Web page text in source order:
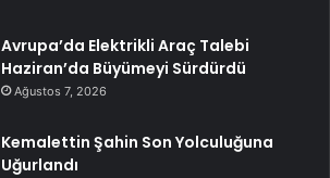
Avrupa’da Elektrikli Araç Talebi
Haziran’da Büyümeyi Sürdürdü
Ağustos 7, 2026
Kemalettin Şahin Son Yolculuğuna
Uğurlandı